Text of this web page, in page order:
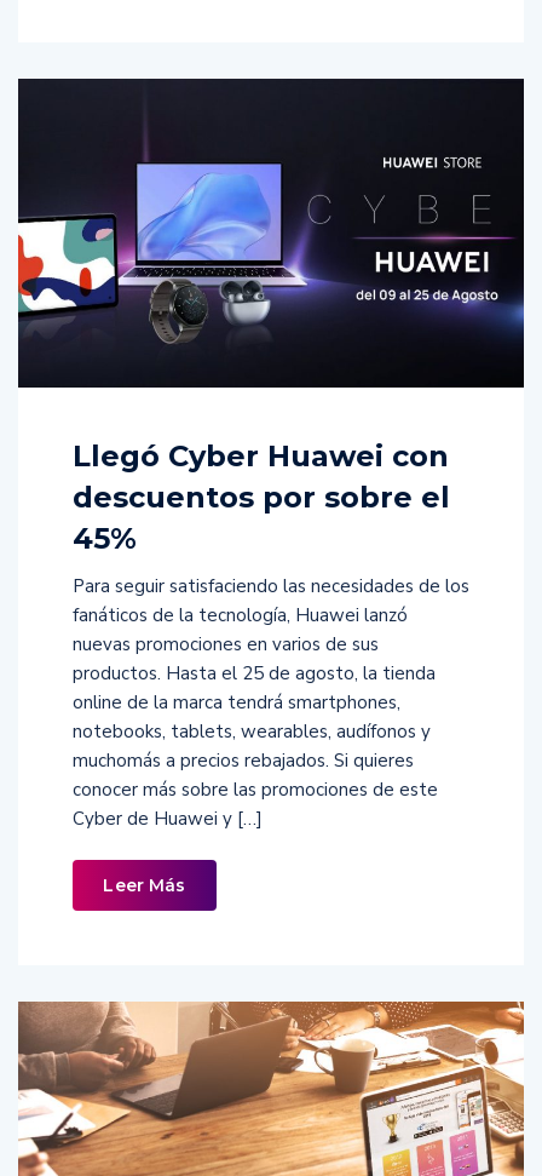
Llegó Cyber Huawei con
descuentos por sobre el
45%
Para seguir satisfaciendo las necesidades de los
fanáticos de la tecnología, Huawei lanzó
nuevas promociones en varios de sus
productos. Hasta el 25 de agosto, la tienda
online de la marca tendrá smartphones,
notebooks, tablets, wearables, audífonos y
muchomás a precios rebajados. Si quieres
conocer más sobre las promociones de este
Cyber de Huawei y […]
Leer Más